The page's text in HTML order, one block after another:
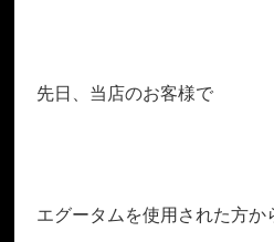
先日、当店のお客様で
エグータムを使用された方か